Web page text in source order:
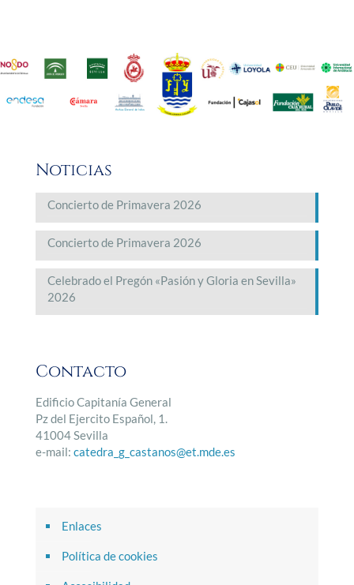
Noticias
Concierto de Primavera 2026
Concierto de Primavera 2026
Celebrado el Pregón «Pasión y Gloria en Sevilla»
2026
Contacto
Edificio Capitanía General
Pz del Ejercito Español, 1.
41004 Sevilla
e-mail: catedra_g_castanos@et.mde.es
Enlaces
Política de cookies